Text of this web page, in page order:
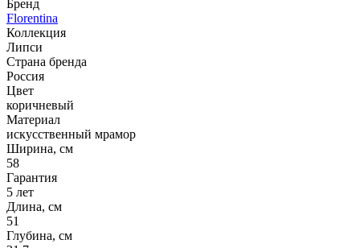
Бренд
Florentina
Коллекция
Липси
Страна бренда
Россия
Цвет
коричневый
Материал
искусственный мрамор
Ширина, см
58
Гарантия
5 лет
Длина, см
51
Глубина, см